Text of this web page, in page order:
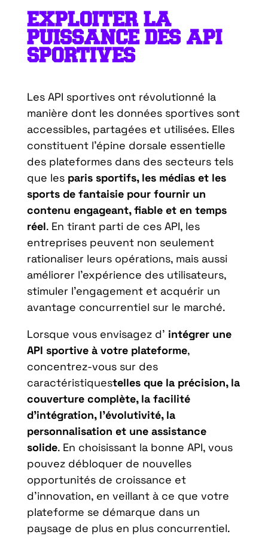
EXPLOITER LA
PUISSANCE DES API
SPORTIVES
Les API sportives ont révolutionné la
manière dont les données sportives sont
accessibles, partagées et utilisées. Elles
constituent l’épine dorsale essentielle
des plateformes dans des secteurs tels
que lesparis sportifs, les médias et les
sports de fantaisie pour fournir un
contenu engageant, fiable et en temps
réel. En tirant parti de ces API, les
entreprises peuvent non seulement
rationaliser leurs opérations, mais aussi
améliorer l’expérience des utilisateurs,
stimuler l’engagement et acquérir un
avantage concurrentiel sur le marché.
Lorsque vous envisagez d’ intégrer une
API sportive à votre plateforme,
concentrez-vous sur des
caractéristiquestelles que la précision, la
couverture complète, la facilité
d’intégration, l’évolutivité, la
personnalisation et une assistance
solide. En choisissant la bonne API, vous
pouvez débloquer de nouvelles
opportunités de croissance et
d’innovation, en veillant à ce que votre
plateforme se démarque dans un
paysage de plus en plus concurrentiel.